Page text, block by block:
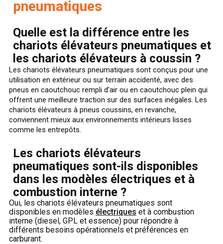
pneumatiques
Quelle est la différence entre les
chariots élévateurs pneumatiques et
les chariots élévateurs à coussin ?
Les chariots élévateurs pneumatiques sont conçus pour une
utilisation en extérieur ou sur terrain accidenté, avec des
pneus en caoutchouc rempli d’air ou en caoutchouc plein qui
offrent une meilleure traction sur des surfaces inégales. Les
chariots élévateurs à pneus coussins, en revanche,
conviennent mieux aux environnements intérieurs lisses
comme les entrepôts.
Les chariots élévateurs
pneumatiques sont-ils disponibles
dans les modèles électriques et à
combustion interne ?
Oui, les chariots élévateurs pneumatiques sont
disponibles en modèles électriques et à combustion
interne (diesel, GPL et essence) pour répondre à
différents besoins opérationnels et préférences en
carburant.